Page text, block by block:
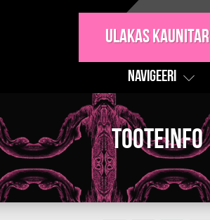
Ulakas Kaunitar
Navigeeri
Tooteinfo